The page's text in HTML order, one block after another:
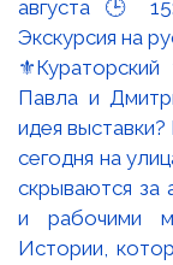
Павла и
идея
сегодня на
скрываются за
и рабочими
Истории,